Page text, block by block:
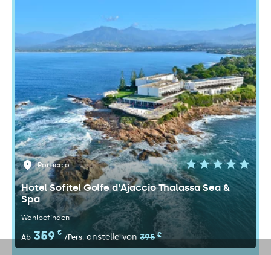
Porticcio
Hotel Sofitel Golfe d'Ajaccio Thalassa Sea &
Spa
Wohlbefinden
Ab 359 €
/Pers. anstelle von 395 €